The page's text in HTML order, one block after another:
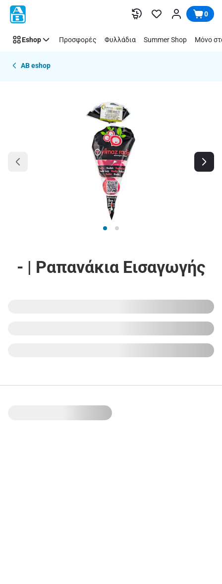
Παράλειψη 0
Eshop Προσφορές Φυλλάδια Summer Shop Μόνο
AB eshop
- | Ραπανάκια Εισαγωγής